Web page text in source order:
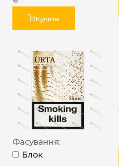
Купити
Фасування:
Блок